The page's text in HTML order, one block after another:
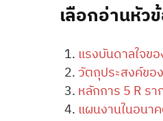
เลือกอ่านหัว
แรงบันดาลใจขอ
วัตถุประสงค์ขอ
หลักการ 5 R รา
แผนงานในอนา